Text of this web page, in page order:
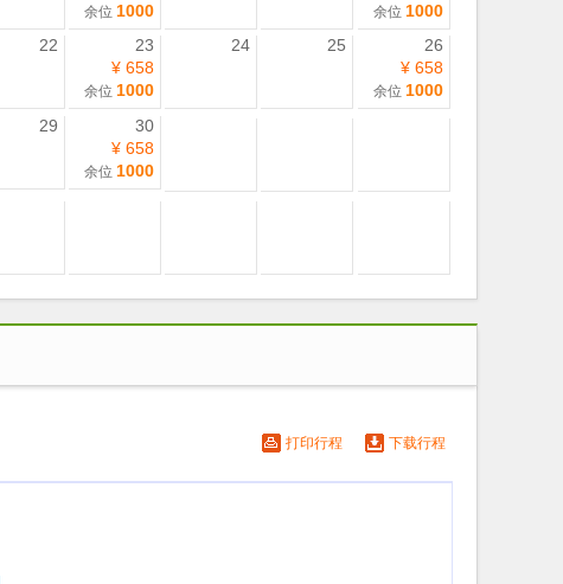
余位 1000 余位 1000
22
23
¥ 658
余位 1000
24 25
26
¥ 658
余位 1000
29
30
¥ 658
余位 1000
打印行程 下载行程